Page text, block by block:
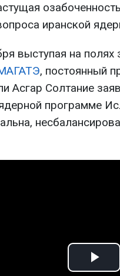
иранской
выступая на полях
, постоянный
Асгар Солтание
программе
Play